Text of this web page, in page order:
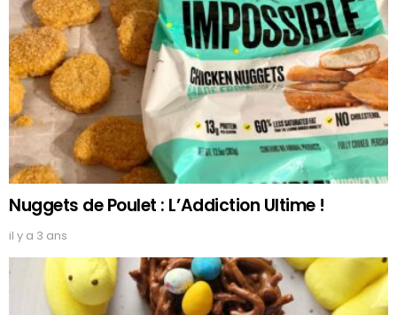
Nuggets de Poulet : L’Addiction Ultime !
il y a 3 ans